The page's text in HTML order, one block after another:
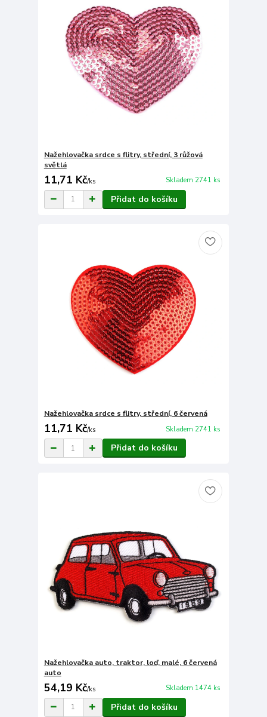
Nažehlovačka srdce s flitry, střední, 3 růžová
světlá
11,71 Kč/ks Skladem 2741 ks
Přidat do košíku
Nažehlovačka srdce s flitry, střední, 6 červená
11,71 Kč/ks Skladem 2741 ks
Přidat do košíku
Nažehlovačka auto, traktor, loď, malé, 6 červená
auto
54,19 Kč/ks Skladem 1474 ks
Přidat do košíku